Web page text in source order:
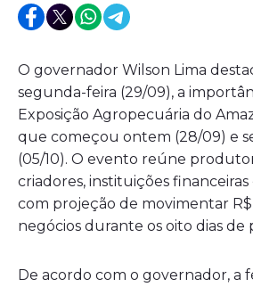
O governador Wilson Lima
segunda-feira (29/09), a
Exposição Agropecuária do
que começou ontem (28/09) e
(05/10). O evento reúne
criadores, instituições financeiras
com projeção de movimentar
negócios durante os oito dias de
De acordo com o governador, a